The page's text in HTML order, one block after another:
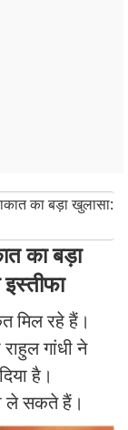
का बड़ा खुलासा:
का बड़ा
मिल रहे हैं।
गांधी ने
है।
ले सकते हैं।